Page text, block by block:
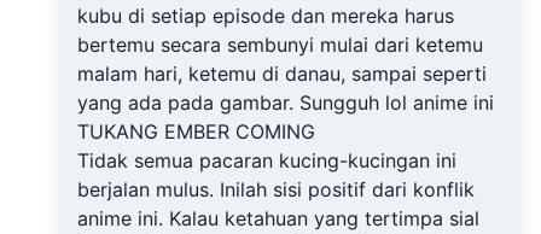
kubu di setiap episode dan mereka harus
bertemu secara sembunyi mulai dari ketemu
malam hari, ketemu di danau, sampai seperti
yang ada pada gambar. Sungguh lol anime ini
TUKANG EMBER COMING
Tidak semua pacaran kucing-kucingan ini
berjalan mulus. Inilah sisi positif dari konflik
anime ini. Kalau ketahuan yang tertimpa sial